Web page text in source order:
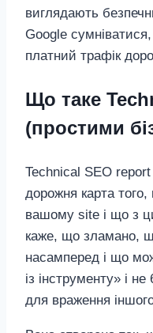
виглядають
Google
платний трафік
Що таке
(простими
Technical SEO
дорожня карта
вашому site і що з
каже, що зламано,
насамперед і що
із інструменту» і
для враження